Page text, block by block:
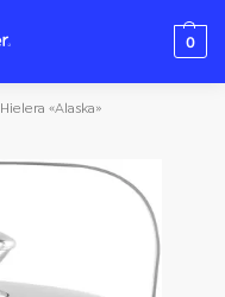
0
Hielera «Alaska»